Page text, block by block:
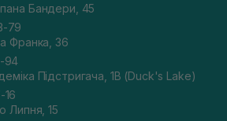
Бандери, 45
79
Франка, 36
94
Підстригача, 1В (Duck's Lake)
16
Липня, 15